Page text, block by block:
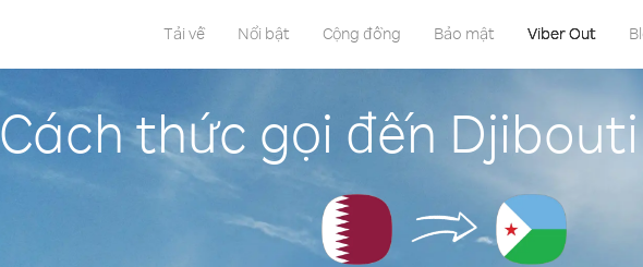
Tải về Nổi bật Cộng đồng Bảo mật Viber Out
Cách thức gọi đến